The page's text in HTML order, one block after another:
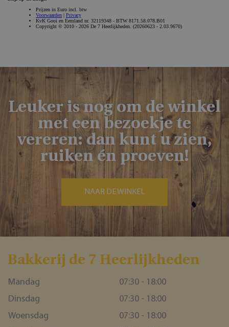
Leuker is nog om de winkel
met een bezoekje te
vereren: dan kunt u zien,
ruiken én proeven!
NAAR DE WINKEL
Bakkerĳ de 7 Heerlĳkheden
Mandag
07:30 - 18:00
Dinsdag
07:30 - 18:00
Woensdag
07:30 - 18:00